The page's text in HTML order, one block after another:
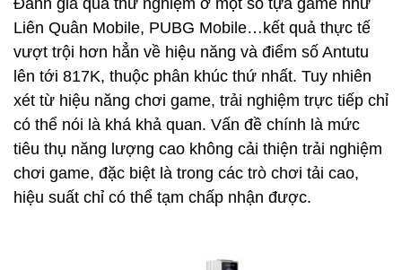
Đánh giá qua thử nghiệm ở một số tựa game như
Liên Quân Mobile, PUBG Mobile…kết quả thực tế
vượt trội hơn hẳn về hiệu năng và điểm số Antutu
lên tới 817K, thuộc phân khúc thứ nhất. Tuy nhiên
xét từ hiệu năng chơi game, trải nghiệm trực tiếp chỉ
có thể nói là khá khả quan. Vấn đề chính là mức
tiêu thụ năng lượng cao không cải thiện trải nghiệm
chơi game, đặc biệt là trong các trò chơi tải cao,
hiệu suất chỉ có thể tạm chấp nhận được.